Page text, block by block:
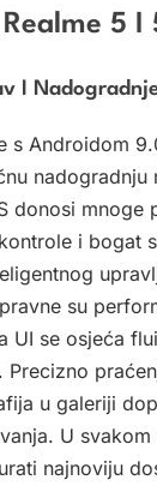
5 I
I
s Androidom
nadogradnju
donosi mnoge
i bogat
su
UI se osjeća
Precizno
u galeriji
U svakom
najnoviju